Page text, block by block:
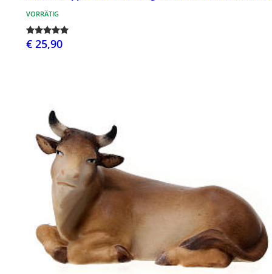
VORRÄTIG
€ 25,90